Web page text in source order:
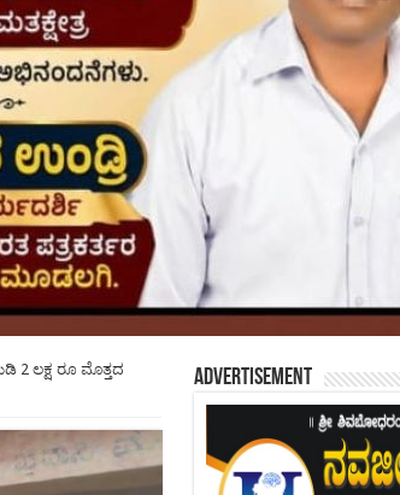
2 ಲಕ್ಷ ರೂ ಮೊತ್ತದ
Advertisement